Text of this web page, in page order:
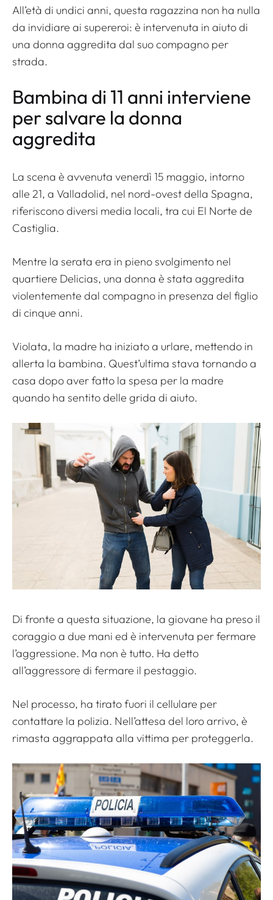
All’età di undici anni, questa ragazzina non ha nulla
da invidiare ai supereroi: è intervenuta in aiuto di
una donna aggredita dal suo compagno per
strada.
Bambina di 11 anni interviene
per salvare la donna
aggredita
La scena è avvenuta venerdì 15 maggio, intorno
alle 21, a Valladolid, nel nord-ovest della Spagna,
riferiscono diversi media locali, tra cui El Norte de
Castiglia.
Mentre la serata era in pieno svolgimento nel
quartiere Delicias, una donna è stata aggredita
violentemente dal compagno in presenza del figlio
di cinque anni.
Violata, la madre ha iniziato a urlare, mettendo in
allerta la bambina. Quest’ultima stava tornando a
casa dopo aver fatto la spesa per la madre
quando ha sentito delle grida di aiuto.
Di fronte a questa situazione, la giovane ha preso il
coraggio a due mani ed è intervenuta per fermare
l’aggressione. Ma non è tutto. Ha detto
all’aggressore di fermare il pestaggio.
Nel processo, ha tirato fuori il cellulare per
contattare la polizia. Nell’attesa del loro arrivo, è
rimasta aggrappata alla vittima per proteggerla.